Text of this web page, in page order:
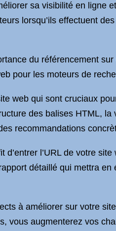
sa visibilité en ligne
lorsqu’ils effectuent
du référencement
pour les moteurs de
web qui sont cruciaux
des balises HTML,
recommandations
l’URL de votre
détaillé qui mettra
à améliorer sur votre
vous augmenterez vos